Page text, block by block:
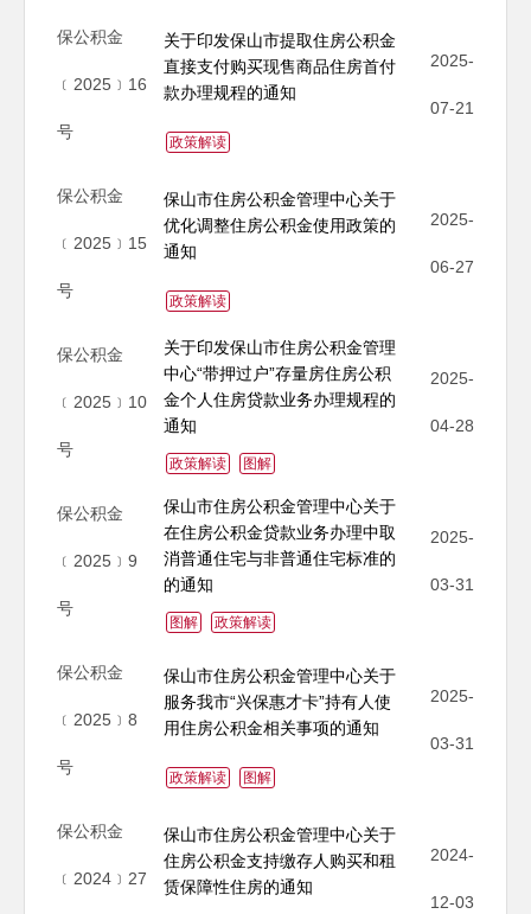
保公积金
﹝2025﹞16
号
关于印发保山市提取住房公积金
直接支付购买现售商品住房首付
款办理规程的通知
2025-
07-21
政策解读
保公积金
﹝2025﹞15
号
保山市住房公积金管理中心关于
优化调整住房公积金使用政策的
通知
2025-
06-27
政策解读
保公积金
﹝2025﹞10
号
关于印发保山市住房公积金管理
中心“带押过户”存量房住房公积
金个人住房贷款业务办理规程的
通知
2025-
04-28
政策解读 图解
保公积金
﹝2025﹞9
号
保山市住房公积金管理中心关于
在住房公积金贷款业务办理中取
消普通住宅与非普通住宅标准的
的通知
2025-
03-31
图解 政策解读
保公积金
﹝2025﹞8
号
保山市住房公积金管理中心关于
服务我市“兴保惠才卡”持有人使
用住房公积金相关事项的通知
2025-
03-31
政策解读 图解
保公积金
﹝2024﹞27
保山市住房公积金管理中心关于
住房公积金支持缴存人购买和租
赁保障性住房的通知
2024-
12-03